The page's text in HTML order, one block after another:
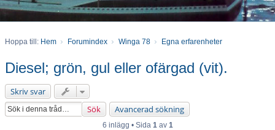
Hoppa till: Hem Forumindex Winga 78 Egna erfarenheter
Diesel; grön, gul eller ofärgad (vit).
Skriv svar
Sök
Avancerad sökning
6 inlägg • Sida 1av 1